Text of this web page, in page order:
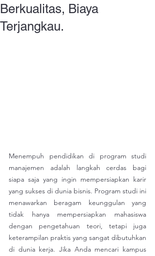
Berkualitas, Biaya
Terjangkau.
Menempuh pendidikan di program studi
manajemen adalah langkah cerdas bagi
siapa saja yang ingin mempersiapkan karir
yang sukses di dunia bisnis. Program studi ini
menawarkan beragam keunggulan yang
tidak hanya mempersiapkan mahasiswa
dengan pengetahuan teori, tetapi juga
keterampilan praktis yang sangat dibutuhkan
di dunia kerja. Jika Anda mencari kampus